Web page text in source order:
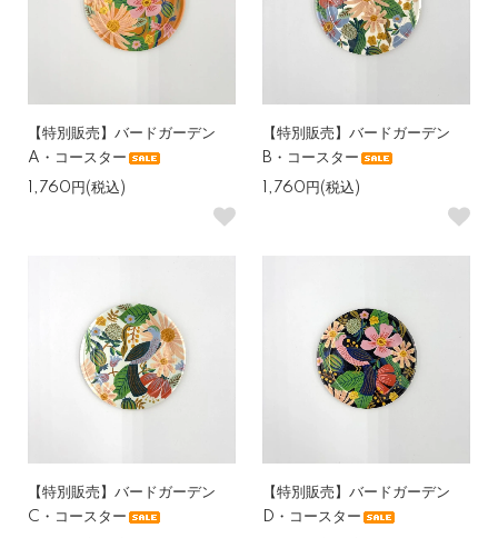
【特別販売】バードガーデン
A・コースター
1,760円(税込)
【特別販売】バードガーデン
B・コースター
1,760円(税込)
【特別販売】バードガーデン
C・コースター
【特別販売】バードガーデン
D・コースター